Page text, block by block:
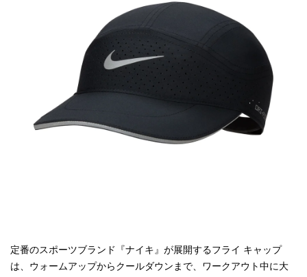
定番のスポーツブランド『ナイキ』が展開するフライ キャップ
は、ウォームアップからクールダウンまで、ワークアウト中に大